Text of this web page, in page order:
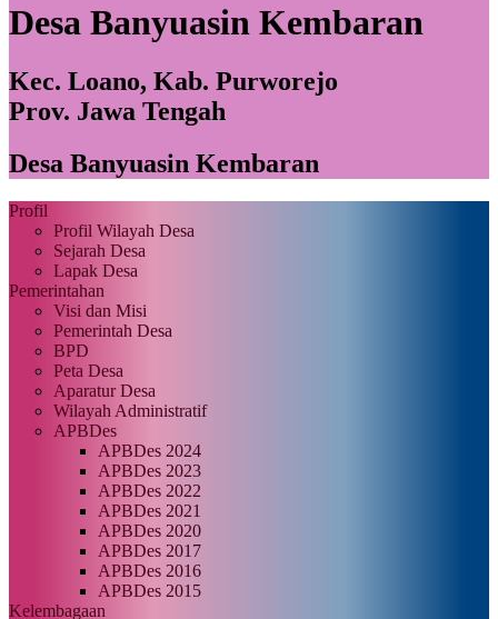
Desa Banyuasin Kembaran
Kec. Loano, Kab. Purworejo
Prov. Jawa Tengah
Desa Banyuasin Kembaran
Profil
Profil Wilayah Desa
Sejarah Desa
Lapak Desa
Pemerintahan
Visi dan Misi
Pemerintah Desa
BPD
Peta Desa
Aparatur Desa
Wilayah Administratif
APBDes
APBDes 2024
APBDes 2023
APBDes 2022
APBDes 2021
APBDes 2020
APBDes 2017
APBDes 2016
APBDes 2015
Kelembagaan